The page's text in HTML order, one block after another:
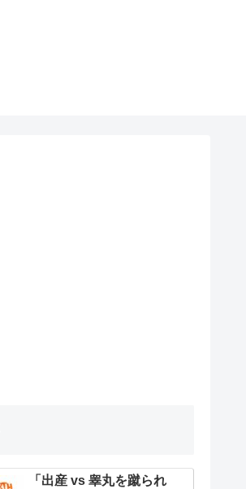
「出産 vs 睾丸を蹴られ